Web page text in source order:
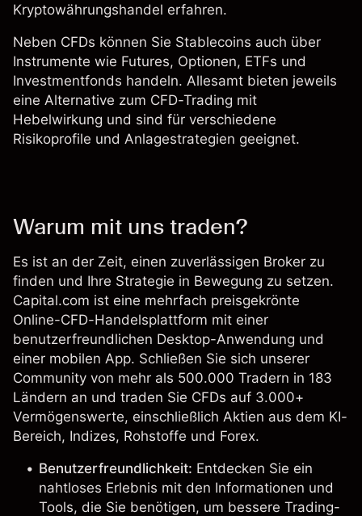
Kryptowährungshandel erfahren.
Neben CFDs können Sie Stablecoins auch über
Instrumente wie Futures, Optionen, ETFs und
Investmentfonds handeln. Allesamt bieten jeweils
eine Alternative zum CFD-Trading mit
Hebelwirkung und sind für verschiedene
Risikoprofile und Anlagestrategien geeignet.
Warum mit uns traden?
Es ist an der Zeit, einen zuverlässigen Broker zu
finden und Ihre Strategie in Bewegung zu setzen.
Capital.com ist eine mehrfach preisgekrönte
Online-CFD-Handelsplattform mit einer
benutzerfreundlichen Desktop-Anwendung und
einer mobilen App. Schließen Sie sich unserer
Community von mehr als 500.000 Tradern in 183
Ländern an und traden Sie CFDs auf 3.000+
Vermögenswerte, einschließlich Aktien aus dem KI-
Bereich, Indizes, Rohstoffe und Forex.
Benutzerfreundlichkeit: Entdecken Sie ein
nahtloses Erlebnis mit den Informationen und
Tools, die Sie benötigen, um bessere Trading-